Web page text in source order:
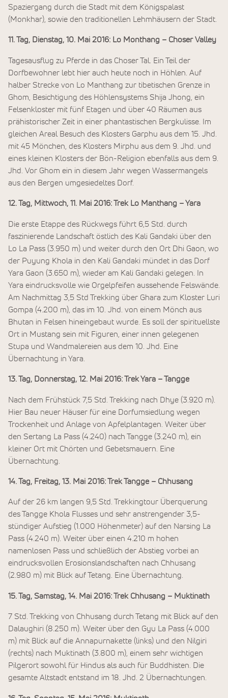
Spaziergang durch die Stadt mit dem Königspalast
(Monkhar), sowie den traditionellen Lehmhäusern der Stadt.
11. Tag, Dienstag, 10. Mai 2016: Lo Monthang – Choser Valley
Tagesausflug zu Pferde in das Choser Tal. Ein Teil der
Dorfbewohner lebt hier auch heute noch in Höhlen. Auf
halber Strecke von Lo Manthang zur tibetischen Grenze in
Ghom, Besichtigung des Höhlensystems Shija Jhong, ein
Felsenkloster mit fünf Etagen und über 40 Räumen aus
prähistorischer Zeit in einer phantastischen Bergkulisse. Im
gleichen Areal Besuch des Klosters Garphu aus dem 15. Jhd.
mit 45 Mönchen, des Klosters Mirphu aus dem 9. Jhd. und
eines kleinen Klosters der Bön-Religion ebenfalls aus dem 9.
Jhd. Vor Ghom ein in diesem Jahr wegen Wassermangels
aus den Bergen umgesiedeltes Dorf.
12. Tag, Mittwoch, 11. Mai 2016: Trek Lo Manthang – Yara
Die erste Etappe des Rückwegs führt 6,5 Std. durch
faszinierende Landschaft östlich des Kali Gandaki über den
Lo La Pass (3.950 m) und weiter durch den Ort Dhi Gaon, wo
der Puyung Khola in den Kali Gandaki mündet in das Dorf
Yara Gaon (3.650 m), wieder am Kali Gandaki gelegen. In
Yara eindrucksvolle wie Orgelpfeifen aussehende Felswände.
Am Nachmittag 3,5 Std Trekking über Ghara zum Kloster Luri
Gompa (4.200 m), das im 10. Jhd. von einem Mönch aus
Bhutan in Felsen hineingebaut wurde. Es soll der spirituellste
Ort in Mustang sein mit Figuren, einer innen gelegenen
Stupa und Wandmalereien aus dem 10. Jhd. Eine
Übernachtung in Yara.
13. Tag, Donnerstag, 12. Mai 2016: Trek Yara – Tangge
Nach dem Frühstück 7,5 Std. Trekking nach Dhye (3.920 m).
Hier Bau neuer Häuser für eine Dorfumsiedlung wegen
Trockenheit und Anlage von Apfelplantagen. Weiter über
den Sertang La Pass (4.240) nach Tangge (3.240 m), ein
kleiner Ort mit Chörten und Gebetsmauern. Eine
Übernachtung.
14. Tag, Freitag, 13. Mai 2016: Trek Tangge – Chhusang
Auf der 26 km langen 9,5 Std. Trekkingtour Überquerung
des Tangge Khola Flusses und sehr anstrengender 3,5-
stündiger Aufstieg (1.000 Höhenmeter) auf den Narsing La
Pass (4.240 m). Weiter über einen 4.210 m hohen
namenlosen Pass und schließlich der Abstieg vorbei an
eindrucksvollen Erosionslandschaften nach Chhusang
(2.980 m) mit Blick auf Tetang. Eine Übernachtung.
15. Tag, Samstag, 14. Mai 2016: Trek Chhusang – Muktinath
7 Std. Trekking von Chhusang durch Tetang mit Blick auf den
Dalaughiri (8.250 m). Weiter über den Gyu La Pass (4.000
m) mit Blick auf die Annapurnakette (links) und den Nilgiri
(rechts) nach Muktinath (3.800 m), einem sehr wichtigen
Pilgerort sowohl für Hindus als auch für Buddhisten. Die
gesamte Altstadt entstand im 18. Jhd. 2 Übernachtungen.